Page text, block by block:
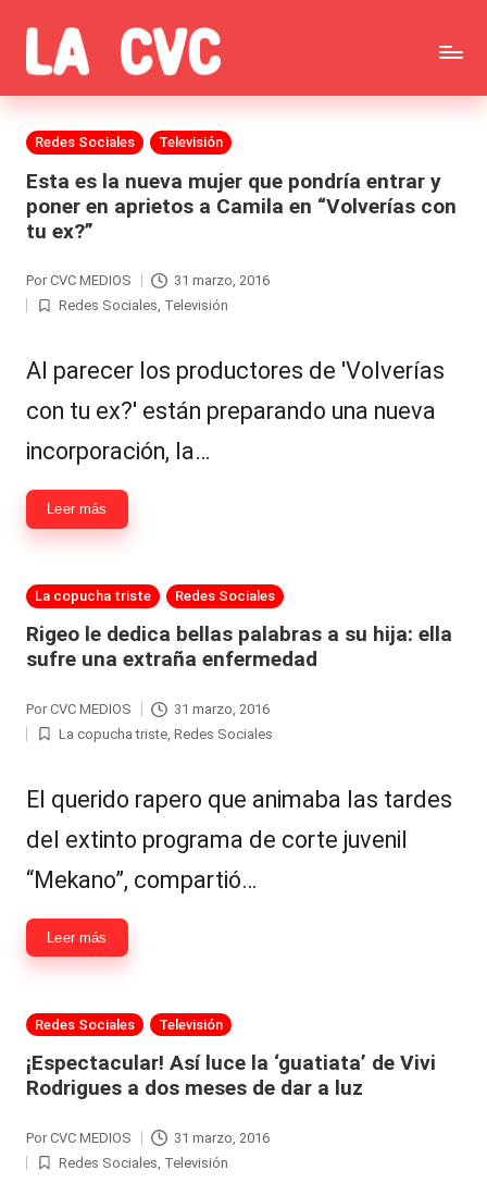
Saltar
al
contenido
C
o
p
u
c
h
a
s
y
F
á
n
d
ul
a
C
hi
le
n
a
🔥
R
e
al
it
y
s,
T
Todas
las
noticias
de
farándula,
Tierra
Brava,
Gran
Hermano
-
Tendencias
-
Exclusivas
-
Tv
y
redes
-
-
Publicada
Redes Sociales Televisión
Esta es la nueva mujer que pondría entrar y
poner en aprietos a Camila en “Volverías con
tu ex?”
por
Por CVC MEDIOS 31 marzo, 2016
Publicada
Redes Sociales, Televisión
Al parecer los productores de 'Volverías
con tu ex?' están preparando una nueva
incorporación, la…
Leer más
Publicada
La copucha triste Redes Sociales
Rigeo le dedica bellas palabras a su hija: ella
sufre una extraña enfermedad
por
Por CVC MEDIOS 31 marzo, 2016
Publicada
La copucha triste, Redes Sociales
El querido rapero que animaba las tardes
del extinto programa de corte juvenil
“Mekano”, compartió…
Leer más
Publicada
Redes Sociales Televisión
¡Espectacular! Así luce la ‘guatiata’ de Vivi
Rodrigues a dos meses de dar a luz
por
Por CVC MEDIOS 31 marzo, 2016
Publicada
Redes Sociales Televisión